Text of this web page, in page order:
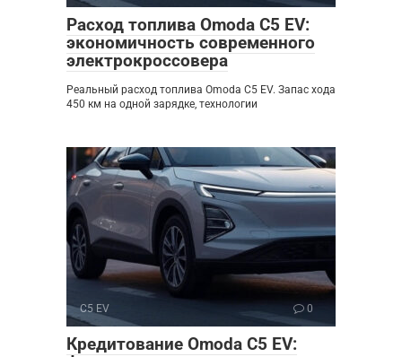
Расход топлива Omoda C5 EV:
экономичность современного
электрокроссовера
Реальный расход топлива Omoda C5 EV. Запас хода
450 км на одной зарядке, технологии
C5 EV 0
Кредитование Omoda C5 EV: